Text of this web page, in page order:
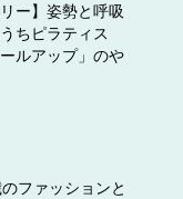
ー】姿勢と呼吸
ちピラティス
ールアップ」のや
ファッションと